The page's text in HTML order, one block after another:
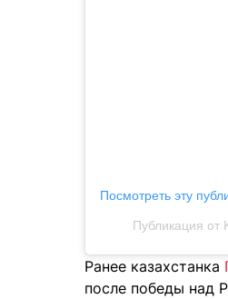
Посмотреть эту
Публикация от
Ранее казахстанка
после победы над